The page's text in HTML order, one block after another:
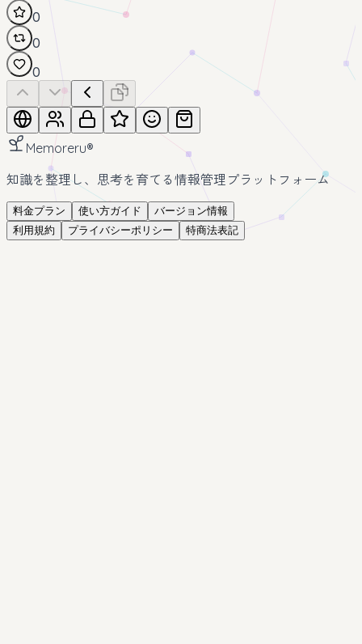
0
0
0
Memoreru®
知識を整理し、思考を育てる情報管理プラットフォーム
料金プラン 使い方ガイド
バージョン情報
利用規約
プライバシーポリシー 特商法表記